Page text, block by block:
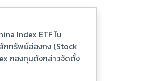
Index ETF ใน
กทรัพย์ฮ่องกง (Stock
กองทุนดังกล่าวจัดตั้ง